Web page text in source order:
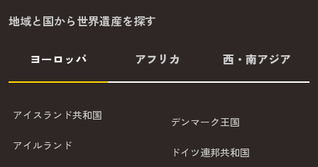
地域と国から世界遺産を探す
ヨーロッパ アフリカ 西・南アジア
アイスランド共和国
アイルランド
デンマーク王国
ドイツ連邦共和国